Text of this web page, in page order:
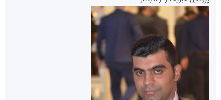
سازمان بورس و اوراق بهادار
مرجع اخبار موثق در بازارسرمایه